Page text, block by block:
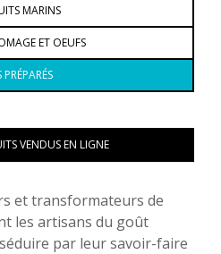
MARINS
ET OEUFS
PRÉPARÉS
VENDUS EN LIGNE
et transformateurs de
les artisans du goût
par leur savoir-faire